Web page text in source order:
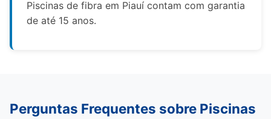
Piscinas de fibra em Piauí contam com garantia
de até 15 anos.
Perguntas Frequentes sobre Piscinas